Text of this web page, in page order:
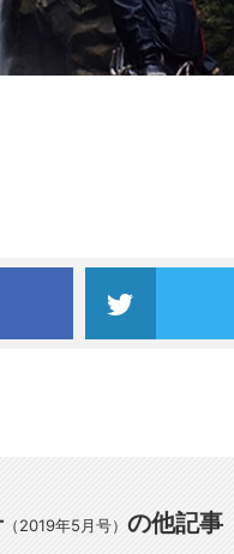
（2019年5月号） の他記事